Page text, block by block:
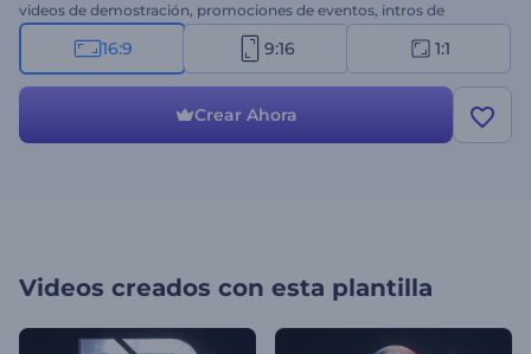
videos de demostración, promociones de eventos, intros de
presentaciones y mucho más. Dele un toque final a sus videos con
el Logo Partículas Cinematográficas. ¡Pruebe ahora!
16:9 9:16 1:1
Crear Ahora
Videos creados con esta plantilla